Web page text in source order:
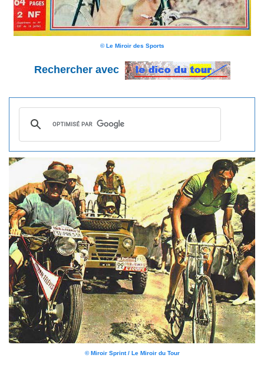
© Le Miroir des Sports
Rechercher avec
© Miroir Sprint / Le Miroir du Tour